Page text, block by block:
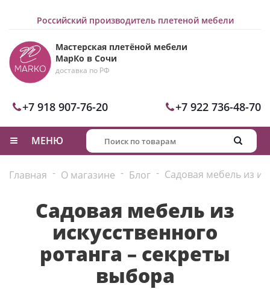
Российский производитель плетеной мебели
Мастерская плетёной мебели
МарКо в Сочи
доставка по РФ
+7 918 907-76-20 +7 922 736-48-70
МЕНЮ
Главная - О магазине - Блог - Садовая мебель из
Садовая мебель из
искусственного
ротанга – секреты
выбора